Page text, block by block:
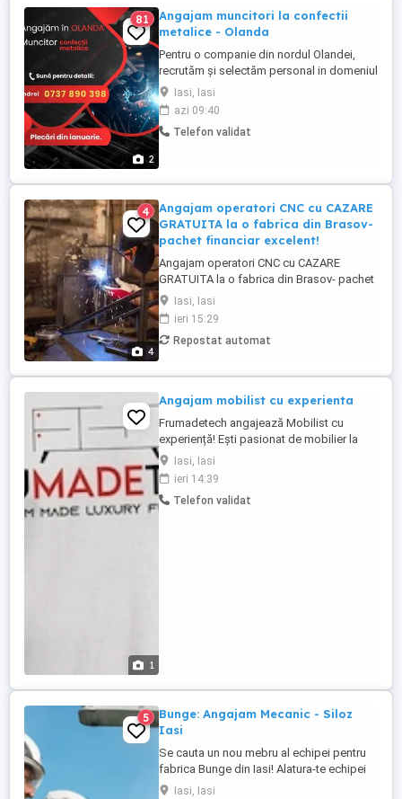
2
81
Angajam muncitori la confectii
metalice - Olanda
Pentru o companie din nordul Olandei,
recrutăm și selectăm personal in domeniul
confectiilor metalice. se lucreaza la
polizor, vopsitorie, debitare, stivuitor.
Salariu atractiv. SE CERE: vorbirea limbii
engleze posibilitatea de a munci zilnic în
Iasi, Iasi
azi 09:40
Telefon validat
4
4
Angajam operatori CNC cu CAZARE
GRATUITA la o fabrica din Brasov-
pachet financiar excelent!
Angajam operatori CNC cu CAZARE
GRATUITA la o fabrica din Brasov- pachet
financiar excelent! Angajam operatori CNC
care au cunostinte de desen tehnic cu
CAZARE GRATUITA la o fabrica din Brasov
- pachet financiar atractiv. Locul de munca
asambleaza componente ...
Iasi, Iasi
ieri 15:29
Repostat automat
1
Angajam mobilist cu experienta
Frumadetech angajează Mobilist cu
experiență! Ești pasionat de mobilier la
comandă și ai experiență în domeniu?
Alătură-te echipei Frumadetech! Cerințe:
Experiență în realizarea și montajul
mobilierului; Seriozitate, responsabilitate
Iasi, Iasi
ieri 14:39
Telefon validat
5
Bunge: Angajam Mecanic - Siloz
Iasi
Se cauta un nou mebru al echipei pentru
fabrica Bunge din Iasi! Alatura-te echipei
noastre si ajuta la construirea unei
Iasi, Iasi